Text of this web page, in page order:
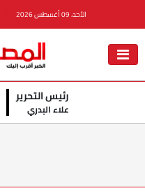
الأحد، 09 أغسطس 2026
رئيس التحرير
علاء البدري